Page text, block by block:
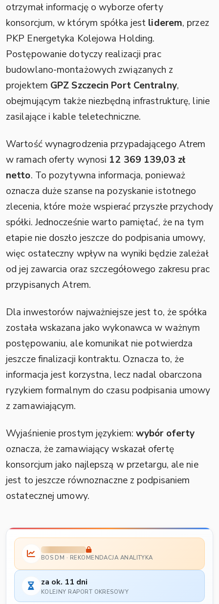
otrzymał informację o wyborze oferty
konsorcjum, w którym spółka jest liderem, przez
PKP Energetyka Kolejowa Holding.
Postępowanie dotyczy realizacji prac
budowlano-montażowych związanych z
projektem GPZ Szczecin Port Centralny,
obejmującym także niezbędną infrastrukturę, linie
zasilające i kable teletechniczne.
Wartość wynagrodzenia przypadającego Atrem
w ramach oferty wynosi 12 369 139,03 zł
netto. To pozytywna informacja, ponieważ
oznacza duże szanse na pozyskanie istotnego
zlecenia, które może wspierać przyszłe przychody
spółki. Jednocześnie warto pamiętać, że na tym
etapie nie doszło jeszcze do podpisania umowy,
więc ostateczny wpływ na wyniki będzie zależał
od jej zawarcia oraz szczegółowego zakresu prac
przypisanych Atrem.
Dla inwestorów najważniejsze jest to, że spółka
została wskazana jako wykonawca w ważnym
postępowaniu, ale komunikat nie potwierdza
jeszcze finalizacji kontraktu. Oznacza to, że
informacja jest korzystna, lecz nadal obarczona
ryzykiem formalnym do czasu podpisania umowy
z zamawiającym.
Wyjaśnienie prostym językiem: wybór oferty
oznacza, że zamawiający wskazał ofertę
konsorcjum jako najlepszą w przetargu, ale nie
jest to jeszcze równoznaczne z podpisaniem
ostatecznej umowy.
BOS DM · REKOMENDACJA ANALITYKA
za ok. 11 dni
KOLEJNY RAPORT OKRESOWY